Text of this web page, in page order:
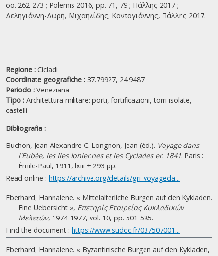
σσ. 262-273 ; Polemis 2016, pp. 71, 79 ; Πάλλης 2017 ;
Δεληγιάννη-Δωρή, Μιχαηλίδης, Κοντογιάννης, Πάλλης 2017.
Regione : Cicladi
Coordinate geografiche : 37.79927, 24.9487
Periodo : Veneziana
Tipo : Architettura militare: porti, fortificazioni, torri isolate,
castelli
Bibliografia :
Buchon, Jean Alexandre C. Longnon, Jean (éd.). Voyage dans
l'Eubée, les Iles Ioniennes et les Cyclades en 1841. Paris :
Émile-Paul, 1911, lxiii + 293 pp.
Read online : https://archive.org/details/gri_voyageda...
Eberhard, Hannalene. « Mittelalterliche Burgen auf den Kykladen.
Eine Uebersicht », Επετηρίς Εταιρείας Κυκλαδικών
Μελετών, 1974-1977, vol. 10, pp. 501-585.
Find the document : https://www.sudoc.fr/037507001...
Eberhard, Hannalene. « Byzantinische Burgen auf den Kykladen,